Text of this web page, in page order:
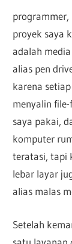
programmer,
proyek saya
adalah
alias pen
karena
menyalin
saya pakai,
komputer
teratasi, tapi
lebar layar
alias malas
Setelah